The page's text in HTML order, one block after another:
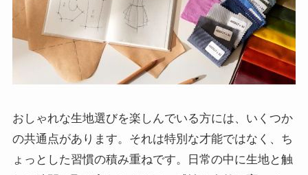
おしゃれな生地選びを楽しんでいる方には、いくつか
の共通点があります。それは特別な才能ではなく、ち
ょっとした習慣の積み重ねです。日常の中に生地と触